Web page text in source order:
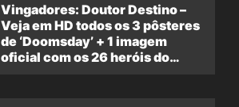
Vingadores: Doutor Destino –
Veja em HD todos os 3 pôsteres
de ‘Doomsday’ + 1 imagem
oficial com os 26 heróis do